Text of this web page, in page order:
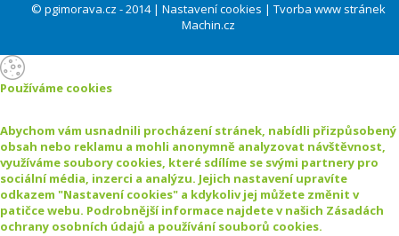
© pgimorava.cz - 2014 | Nastavení cookies | Tvorba www stránek
Machin.cz
Používáme cookies
Abychom vám usnadnili procházení stránek, nabídli přizpůsobený
obsah nebo reklamu a mohli anonymně analyzovat návštěvnost,
využíváme soubory cookies, které sdílíme se svými partnery pro
sociální média, inzerci a analýzu. Jejich nastavení upravíte
odkazem "Nastavení cookies" a kdykoliv jej můžete změnit v
patičce webu. Podrobnější informace najdete v našich Zásadách
ochrany osobních údajů a používání souborů cookies.